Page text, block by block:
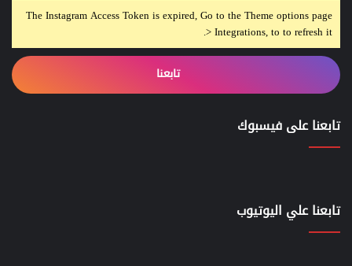
The Instagram Access Token is expired, Go to the Theme options page
> Integrations, to to refresh it.
تابعنا
تابعنا على فيسبوك
تابعنا علي اليوتيوب